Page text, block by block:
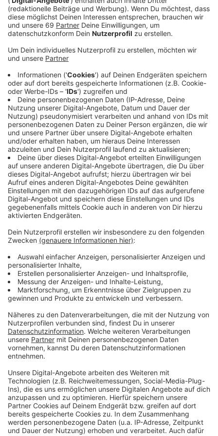
Erst ein kleines Dorf am Niederrhein, dann die
mit Gegensätzen aus und mit einem steinigen Weg
Erinnerungssong", hat er uns im Interview erzählt. "Egal
wie schlimm es läuft, es geht bei den meisten Sachen
irgendwann wieder weg". So eine schöne Botschaft
haben wir uns neu in den besten Mix geholt.
Anzeige
Wir benötigen Ihre
Zustimmung, um den YouTube
Video-Service zu laden!
Wir verwenden einen Service eines
Drittanbieters, um Videoinhalte
einzubetten. Dieser Service kann
Daten zu Ihren Aktivitäten
sammeln. Bitte lesen Sie die
Details durch und stimmen Sie der
Nutzung des Service zu, um dieses
Video anzusehen.
Mehr Informationen
Akzeptieren
Management Platform
Johannes Oerding - Alles okay (OneShot Video)
Anzeige
Anzeige